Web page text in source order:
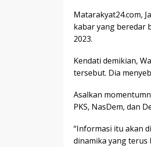
Matarakyat24.com,
kabar yang beredar
2023.
Kendati demikian,
tersebut. Dia
Asalkan
PKS, NasDem, dan
“Informasi itu akan
dinamika yang terus